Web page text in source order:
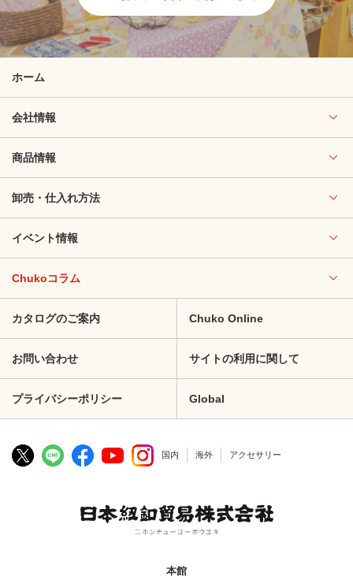
ホーム
会社情報
商品情報
卸売・仕入れ方法
イベント情報
Chukoコラム
カタログのご案内 Chuko Online
お問い合わせ サイトの利用に関して
プライバシーポリシー Global
国内 海外 アクセサリー
本館